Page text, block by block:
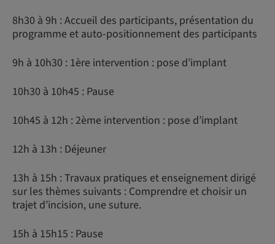
8h30 à 9h : Accueil des participants, présentation du
programme et auto-positionnement des participants
9h à 10h30 : 1ère intervention : pose d’implant
10h30 à 10h45 : Pause
10h45 à 12h : 2ème intervention : pose d’implant
12h à 13h : Déjeuner
13h à 15h : Travaux pratiques et enseignement dirigé
sur les thèmes suivants : Comprendre et choisir un
trajet d’incision, une suture.
15h à 15h15 : Pause